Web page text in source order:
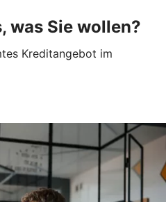
was Sie wollen?
Kreditangebot im